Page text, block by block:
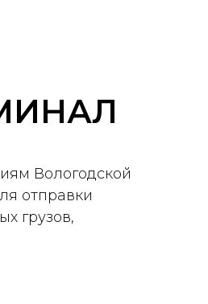
Вологодской
отправки
грузов,